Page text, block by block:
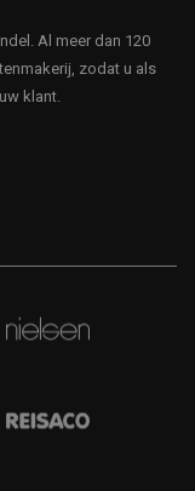
Al meer dan 120
zodat u als
klant.